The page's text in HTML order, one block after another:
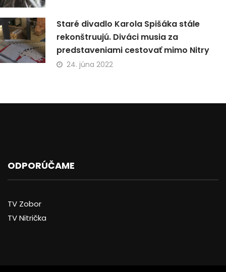
Staré divadlo Karola Spišáka stále
rekonštruujú. Diváci musia za
predstaveniami cestovať mimo Nitry
24. júna 2022
ODPORÚČAME
TV Zobor
TV Nitrička